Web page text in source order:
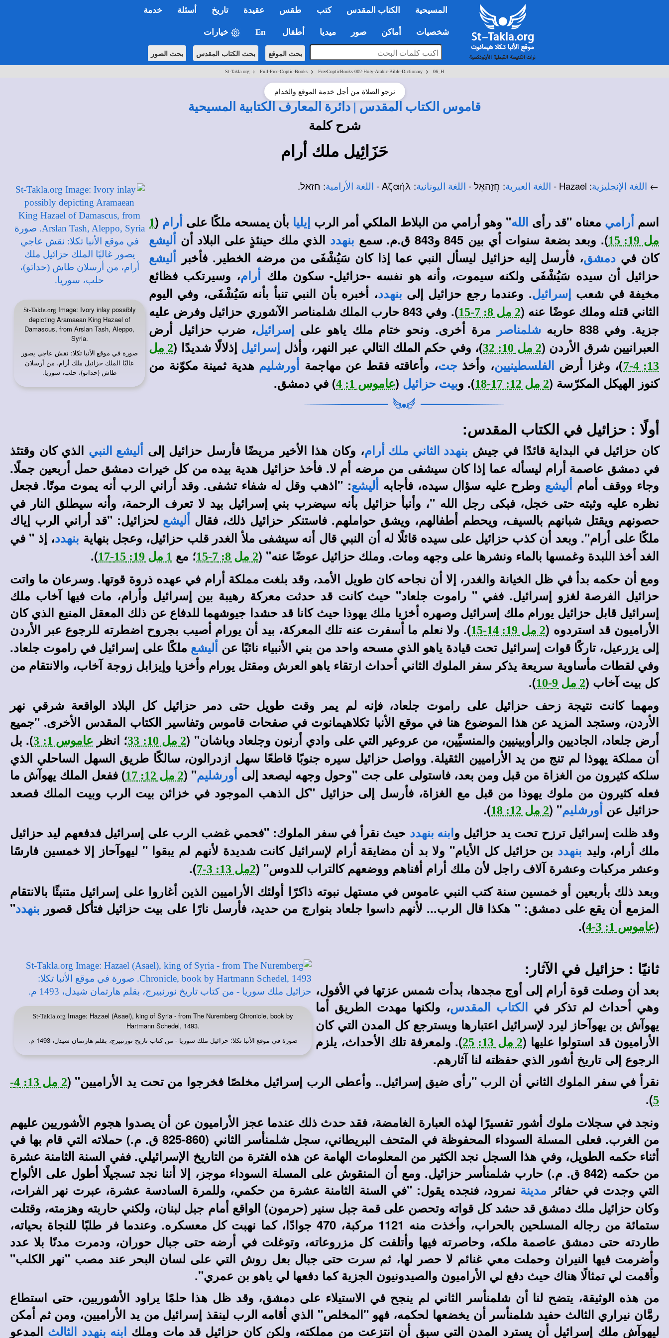
المسيحية الكتاب المقدس كتب طقس عقيدة تاريخ أسئلة خدمة
شخصيات أماكن صور ميديا أطفال En خيارات
بحث الموقع بحث الكتاب المقدس بحث الصور
St-Takla.org > Full-Free-Coptic-Books > FreeCopticBooks-002-Holy-Arabic-Bible-Dictionary > 06_H
نرجو الصلاة من أجل خدمة الموقع والخدام
قاموس الكتاب المقدس | دائرة المعارف الكتابية المسيحية
شرح كلمة
حَزَائِيل ملك أرام
St-Takla.org Image: Ivory inlay possibly
depicting Aramaean King Hazael of
Damascus, from Arslan Tash, Aleppo,
Syria.
صورة في موقع الأنبا تكلا: نقش عاجي يصور
غالبًا الملك حزائيل ملك أرام، من أرسلان
طاش (حداتو)، حلب، سوريا.
← اللغة الإنجليزية: Hazael - اللغة العبرية: חֲזָהאֵל - اللغة اليونانية: Αζαήλ‎ - اللغة الأرامية: חזאל.
اسم أرامي معناه "قد رأى الله" وهو أرامي من البلاط الملكي أمر الرب إيليا بأن يمسحه ملكًا على أرام (
1
مل 19: 15
). وبعد بضعة سنوات أي بين 845 و843 ق.م. سمع بنهدد الذي ملك حينئذٍ على البلاد أن أليشع
كان في دمشق، فأرسل إليه حزائيل ليسأل النبي عما إذا كان سَيُشْفَى من مرضه الخطير. فأخبر أليشع
حزائيل أن سيده سَيُشْفَى ولكنه سيموت، وأنه هو نفسه -حزائيل- سكون ملك أرام، وسيرتكب فظائع
مخيفة في شعب
إسرائيل. وعندما رجع حزائيل إلى بنهدد، أخبره بأن النبي تنبأ بأنه سَيُشْفَى، وفي اليوم
الثاني قتله وملك عوضًا عنه (2 مل 8: 7-15
). وفي 843 حارب الملك شلمناصر الآشوري حزائيل وفرض عليه
جزية. وفي 838 حاربه
شلمناصر مرة أخرى. ونحو ختام ملك ياهو على إسرائيل، ضرب حزائيل أرض
العبرانيين شرق الأردن (2 مل 10: 32 )، وفي حكم الملك التالي عبر النهر، وأذل إسرائيل إذلالًا شديدًا (
2 مل
13: 4-7
)، وغزا أرض الفلسطينيين، وأخذ جت، وأعاقته فقط عن مهاجمة أورشليم هدية ثمينة مكوّنة من
كنوز الهيكل المكرّسة (2 مل 12: 17-18 ). وبيت حزائيل (عاموس 1: 4 ) في دمشق.
أولًا : حزائيل في الكتاب المقدس:
كان حزائيل في البداية قائدًا في جيش بنهدد الثاني ملك أرام، وكان هذا الأخير مريضًا فأرسل حزائيل إلى أليشع النبي الذي كان وقتئذ
في دمشق عاصمة أرام ليسأله عما إذا كان سيشفى من مرضه أم لا. فأخذ حزائيل هدية بيده من كل خيرات دمشق حمل أربعين جملًا.
وجاء ووقف أمام أليشع وطرح عليه سؤال سيده، فأجابه أليشع: "اذهب وقل له شفاء تشفى. وقد أراني الرب أنه يموت موتًا. فجعل
نظره عليه وثبته حتى خجل، فبكى رجل الله "، وأنبأ حزائيل بأنه سيضرب بني إسرائيل بيد لا تعرف الرحمة، وأنه سيطلق النار في
حصونهم ويقتل شبانهم بالسيف، ويحطم أطفالهم، ويشق حواملهم. فاستنكر حزائيل ذلك، فقال
أليشع لحزائيل: "قد أراني الرب إياك
ملكًا على أرام". وبعد أن كذب حزائيل على سيده قائلًا له أن النبي قال أنه سيشفى ملأ الغدر قلب حزائيل، وعجل بنهاية بنهدد، إذ " في
الغد أخذ اللبدة وغمسها بالماء ونشرها على وجهه ومات. وملك حزائيل عوضًا عنه" (2 مل 8: 7-15 ؛ مع 1 مل 19: 15-17
).
ومع أن حكمه بدأ في ظل الخيانة والغدر، إلا أن نجاحه كان طويل الأمد، وقد بلغت مملكة أرام في عهده ذروة قوتها. وسرعان ما واتت
حزائيل الفرصة لغزو إسرائيل. ففي " راموت جلعاد" حيث كانت قد حدثت معركة رهيبة بين إسرائيل وأرام، مات فيها آخاب ملك
إسرائيل قابل حزائيل يورام ملك إسرائيل وصهره أخزيا ملك يهوذا حيث كانا قد حشدا جيوشهما للدفاع عن ذلك المعقل المنيع الذي كان
الأراميون قد استردوه (2 مل 19: 14-15
). ولا نعلم ما أسفرت عنه تلك المعركة، بيد أن يورام أصيب بجروح اضطرته للرجوع عبر الأردن
إلى يزرعيل، تاركًا قوات إسرائيل تحت قيادة ياهو الذي مسحه واحد من بني الأنبياء نائبًا عن أليشع ملكًا على إسرائيل في راموت جلعاد.
وفي لقطات مأساوية سريعة يذكر سفر الملوك الثاني أحداث ارتقاء ياهو العرش ومقتل يورام وأخزيا وإيزابل زوجة آخاب، والانتقام من
كل بيت آخاب (2 مل 9-10
).
ومهما كانت نتيجة زحف حزائيل على راموت جلعاد، فإنه لم يمر وقت طويل حتى دمر حزائيل كل البلاد الواقعة شرقي نهر
الأردن، وستجد المزيد عن هذا الموضوع هنا في موقع الأنبا تكلاهيمانوت في صفحات قاموس وتفاسير الكتاب المقدس الأخرى. "جميع
أرض جلعاد، الجاديين والرأوبينيين والمنسيِّين، من عروعير التي على وادي أرنون وجلعاد وباشان" (2 مل 10: 33 ؛ انظر عاموس 1: 3
). بل
أن مملكة يهوذا لم تنج من يد الأراميين الثقيلة. وواصل حزائيل سيره جنوبًا قاطعًا سهل ازدرالون، سالكًا طريق السهل الساحلي الذي
سلكه كثيرون من الغزاة من قبل ومن بعد، فاستولى على جت "وحول وجهه ليصعد إلى
أورشليم" (2 مل 12: 17
) ففعل الملك يهوآش ما
فعله كثيرون من ملوك يهوذا من قبل مع الغزاة، فأرسل إلى حزائيل "كل الذهب الموجود في خزائن بيت الرب وبيت الملك فصعد
حزائيل عن
أورشليم" (2 مل 12: 18
).
وقد ظلت إسرائيل ترزح تحت يد حزائيل و ابنه بنهدد حيث نقرأ في سفر الملوك: "فحمي غضب الرب على إسرائيل فدفعهم ليد حزائيل
ملك أرام، وليد بنهدد بن حزائيل كل الأيام" ولا بد أن مضايقة أرام لإسرائيل كانت شديدة لأنهم لم يبقوا " ليهوآحاز إلا خمسين فارسًا
وعشر مركبات وعشرة آلاف راجل لأن ملك أرام أفناهم ووضعهم كالتراب للدوس" (2مل 13: 3-7
).
وبعد ذلك بأربعين أو خمسين سنة كتب النبي عاموس في مستهل نبوته ذاكرًا أولئك الأراميين الذين أغاروا على إسرائيل متنبئًا بالانتقام
المزمع أن يقع على دمشق: " هكذا قال الرب... لأنهم داسوا جلعاد بنوارج من حديد، فأرسل نارًا على بيت حزائيل فتأكل قصور
بنهدد"
(عاموس 1: 3-4 ).
St-Takla.org Image: Hazael (Asael), king of Syria - from The Nuremberg Chronicle, book by
Hartmann Schedel, 1493.
صورة في موقع الأنبا تكلا: حزائيل ملك سوريا - من كتاب تاريخ نورنبيرج، بقلم هارتمان شيدل، 1493 م.
ثانيًا : حزائيل في الآثار:
بعد أن وصلت قوة أرام إلى أوج مجدها، بدأت شمس عزتها في الأفول،
وهي أحداث لم تذكر في
الكتاب المقدس، ولكنها مهدت الطريق أما
يهوآش بن يهوآحاز ليرد لإسرائيل اعتبارها ويسترجع كل المدن التي كان
الأراميون قد استولوا عليها (2 مل 13: 25
). ولمعرفة تلك الأحداث، يلزم
الرجوع إلى تاريخ أشور الذي حفظته لنا آثارهم.
نقرأ في سفر الملوك الثاني أن الرب "رأى ضيق إسرائيل.. وأعطى الرب إسرائيل مخلصًا فخرجوا من تحت يد الأراميين" (
2 مل 13: 4-
5
).
ونجد في سجلات ملوك أشور تفسيرًا لهذه العبارة الغامضة، فقد حدث ذلك عندما عجز الأراميون عن أن يصدوا هجوم الأشوريين عليهم
من الغرب. فعلى المسلة السوداء المحفوظة في المتحف البريطاني، سجل شلمنأسر الثاني (860-825 ق. م.) حملاته التي قام بها في
أثناء حكمه الطويل، وفي هذا السجل نجد الكثير من المعلومات الهامة عن هذه الفترة من التاريخ الإسرائيلي. ففي السنة الثامنة عشرة
من حكمه (842 ق. م.) حارب شلمنأسر حزائيل. ومع أن المنقوش على المسلة السوداء موجز، إلا أننا نجد تسجيلًا أطول على الألواح
التي وجدت في حفائر
مدينة نمرود، فنجده يقول: "في السنة الثامنة عشرة من حكمي، وللمرة السادسة عشرة، عبرت نهر الفرات،
وكان حزائيل ملك دمشق قد حشد كل قواته وتحصن على قمة جبل سنير (حرمون) الواقع أمام جبل لبنان، ولكني حاربته وهزمته، وقتلت
ستمائة من رجاله المسلحين بالحراب، وأخذت منه 1121 مركبة، 470 جوادًا، كما نهبت كل معسكره. وعندما فر طلبًا للنجاة بحياته،
طاردته حتى دمشق عاصمة ملكه، وحاصرته فيها وأتلفت كل مزروعاته، وتوغلت في أرضه حتى جبال حوران، ودمرت مدنًا بلا عدد
وأضرمت فيها النيران وحملت معي غنائم لا حصر لها، ثم سرت حتى جبال بعل روش التي على لسان البحر عند مصب "نهر الكلب"
وأقمت لي تمثالًا هناك حيث دفع لي الأراميون والصيدونيون الجزية كما دفعها لي ياهو بن عمري".
من هذه الوثيقة، يتضح لنا أن شلمنأسر الثاني لم ينجح في الاستيلاء على دمشق، وقد ظل هذا حلمًا يراود الأشوريين، حتى استطاع
رمَّان نيراري الثالث حفيد شلمنأسر أن يخضعها لحكمه، فهو "المخلص" الذي أقامه الرب لينقذ إسرائيل من يد الأراميين، ومن ثم أمكن
ليهوآش ملك إسرائيل أن يسترد المدن التي سبق أن انتزعت من مملكته، ولكن كان حزائيل قد مات وملك
ابنه بنهدد الثالث المدعو